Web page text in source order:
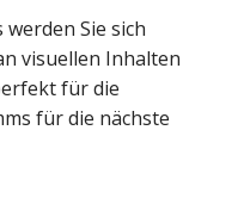
Sie sich
visuellen Inhalten
für die
für die nächste